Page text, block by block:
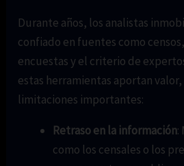
Durante años, los analistas
confiado en fuentes como
encuestas y el criterio de
estas herramientas aportan
limitaciones importantes:
Retraso en la información:
como los censales o los